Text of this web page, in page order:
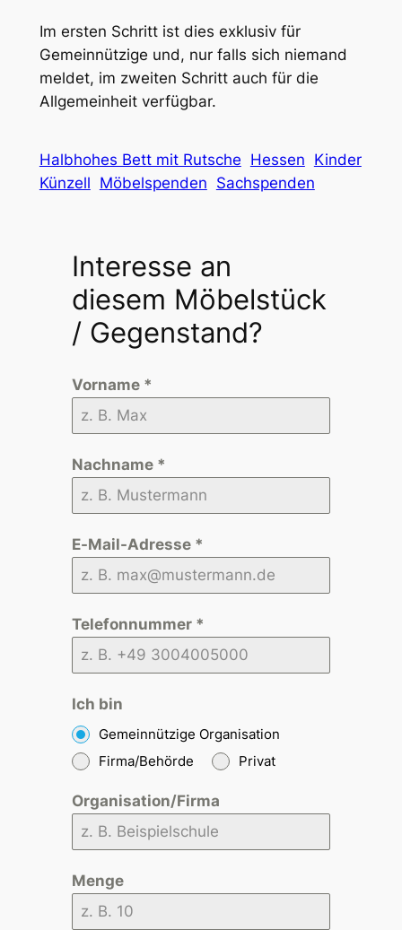
Im ersten Schritt ist dies exklusiv für
Gemeinnützige und, nur falls sich niemand
meldet, im zweiten Schritt auch für die
Allgemeinheit verfügbar.
Halbhohes Bett mit Rutsche Hessen Kinder
Künzell Möbelspenden Sachspenden
Interesse an
diesem Möbelstück
/ Gegenstand?
Vorname *
Nachname *
E-Mail-Adresse *
Telefonnummer *
Ich bin
Gemeinnützige Organisation
Firma/Behörde
Privat
Organisation/Firma
Menge